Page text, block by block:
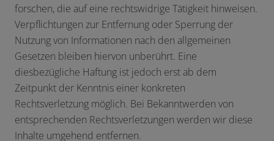
forschen, die auf eine rechtswidrige Tätigkeit hinweisen.
Verpflichtungen zur Entfernung oder Sperrung der
Nutzung von Informationen nach den allgemeinen
Gesetzen bleiben hiervon unberührt. Eine
diesbezügliche Haftung ist jedoch erst ab dem
Zeitpunkt der Kenntnis einer konkreten
Rechtsverletzung möglich. Bei Bekanntwerden von
entsprechenden Rechtsverletzungen werden wir diese
Inhalte umgehend entfernen.